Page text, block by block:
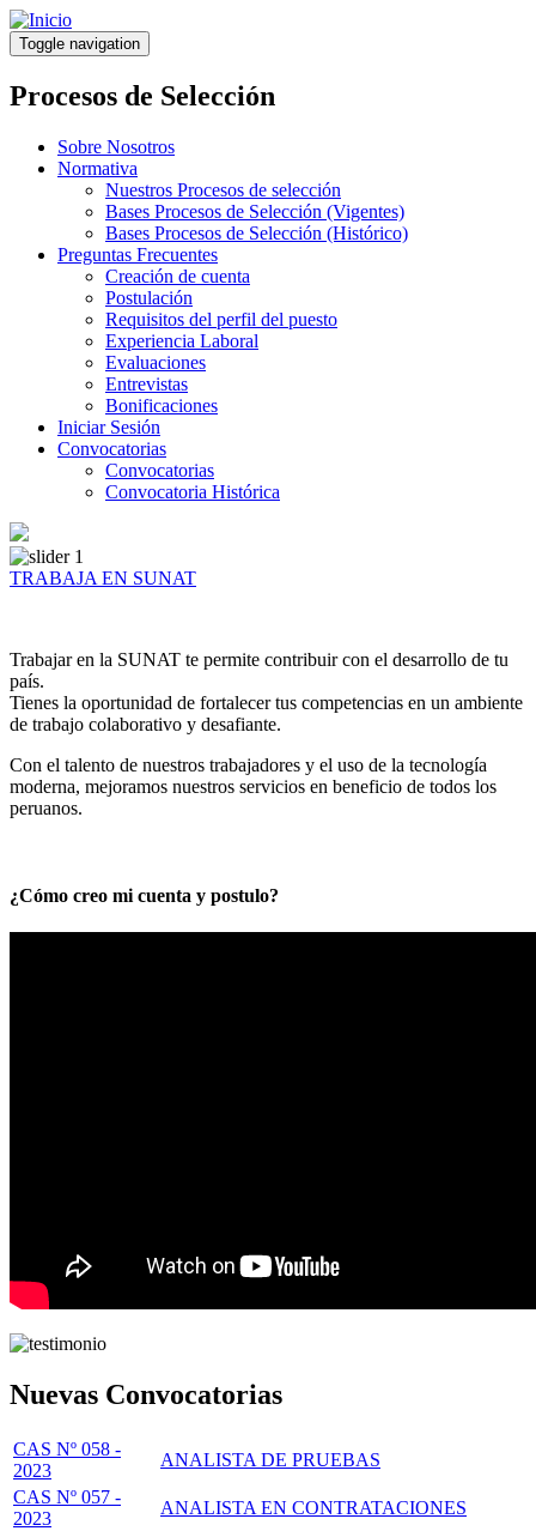
Pasar
al
contenido
principal
Toggle navigation
Procesos de Selección
Sobre Nosotros
Normativa
Nuestros Procesos de selección
Bases Procesos de Selección (Vigentes)
Bases Procesos de Selección (Histórico)
Preguntas Frecuentes
Creación de cuenta
Postulación
Requisitos del perfil del puesto
Experiencia Laboral
Evaluaciones
Entrevistas
Bonificaciones
Iniciar Sesión
Convocatorias
Convocatorias
Convocatoria Histórica
TRABAJA EN SUNAT
Trabajar en la SUNAT te permite contribuir con el desarrollo de tu
país.
Tienes la oportunidad de fortalecer tus competencias en un ambiente
de trabajo colaborativo y desafiante.
Con el talento de nuestros trabajadores y el uso de la tecnología
moderna, mejoramos nuestros servicios en beneficio de todos los
peruanos.
¿Cómo creo mi cuenta y postulo?
Nuevas Convocatorias
CAS Nº 058 -
2023
ANALISTA DE PRUEBAS
CAS Nº 057 -
2023
ANALISTA EN CONTRATACIONES